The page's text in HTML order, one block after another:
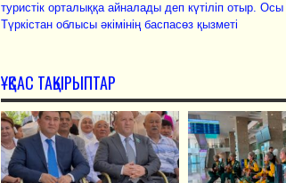
туристік орталыққа айналады деп күтіліп отыр.
Түркістан облысы әкімінің баспасөз қызметі
ҰҚСАС ТАҚЫРЫПТАР